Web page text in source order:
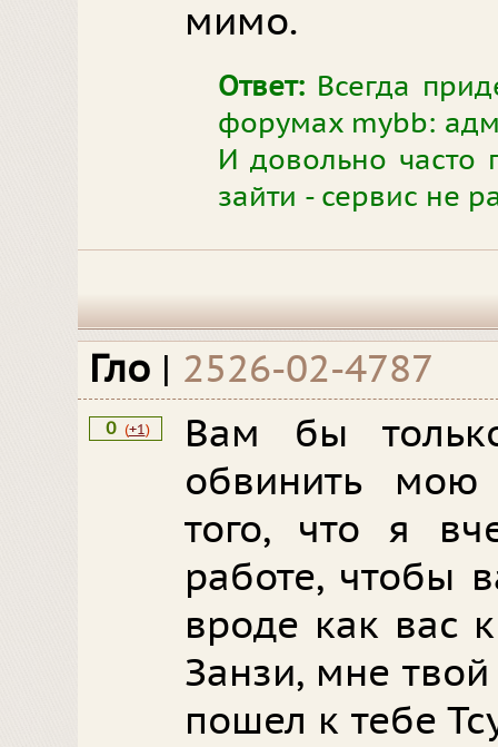
мимо.
Ответ: Всегда
форумах mybb:
И довольно часто
зайти - сервис не
Гло | 2526-02-4787
0 (+1)
Вам бы
обвинить
того, что я
работе, чтобы
вроде как вас
Занзи, мне
пошел к тебе